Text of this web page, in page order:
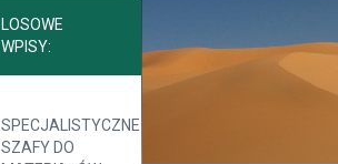
LOSOWE
WPISY:
SPECJALISTYCZNE
SZAFY DO